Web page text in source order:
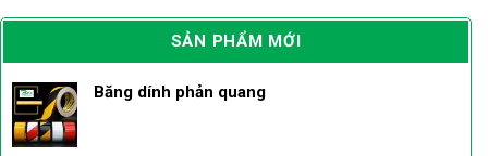
SẢN PHẨM MỚI
Băng dính phản quang